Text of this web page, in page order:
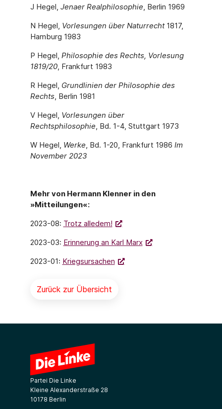
J Hegel, Jenaer Realphilosophie, Berlin 1969
N Hegel, Vorlesungen über Naturrecht1817,
Hamburg 1983
P Hegel, Philosophie des Rechts, Vorlesung
1819/20, Frankfurt 1983
R Hegel, Grundlinien der Philosophie des
Rechts, Berlin 1981
V Hegel, Vorlesungen über
Rechtsphilosophie, Bd. 1-4, Stuttgart 1973
W Hegel, Werke, Bd. 1-20, Frankfurt 1986 Im
November 2023
Mehr von Hermann Klenner in den
»Mitteilungen«:
2023-08: Trotz alledem!
2023-03: Erinnerung an Karl Marx
2023-01: Kriegsursachen
Zurück zur Übersicht
Partei Die Linke
Kleine Alexanderstraße 28
10178 Berlin